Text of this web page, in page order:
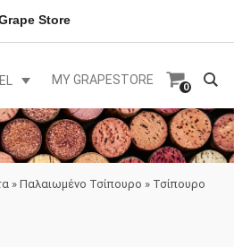
Store
EL MY GRAPESTORE
0
» Παλαιωμένο Τσίπουρο » Τσίπουρο